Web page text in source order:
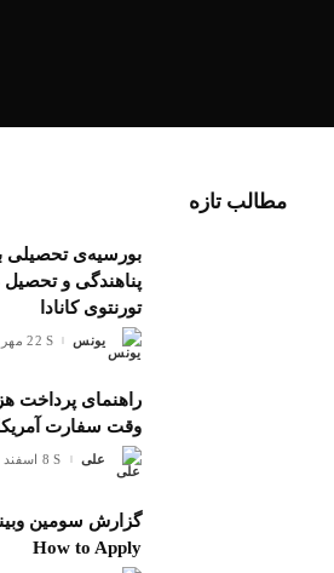
مطالب تازه
بورسیه‌ی تحصیلی
پناهندگی و تحصیل
تورنتوی کانادا
ارسال
شده
یونس 22 مهر 1401
راهنمای پرداخت
وقت سفارت
ارسال
شده
علی 8 اسفند 1400
How to Apply